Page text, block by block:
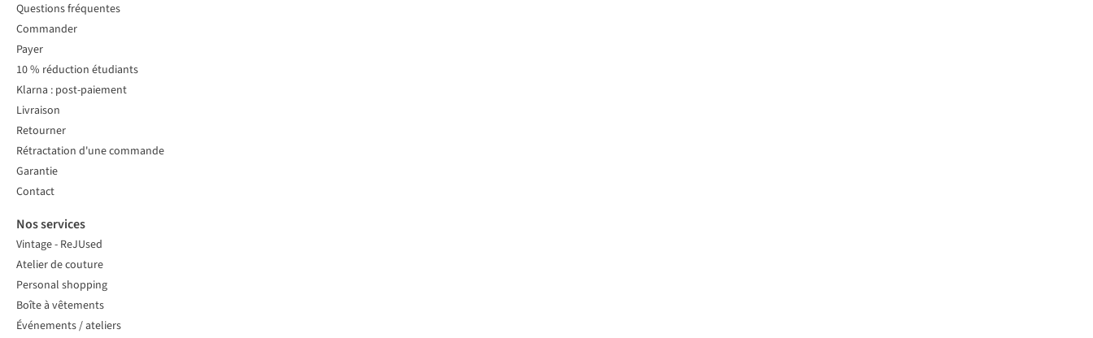
Questions fréquentes
Commander
Payer
10 % réduction étudiants
Klarna : post-paiement
Livraison
Retourner
Rétractation d'une commande
Garantie
Contact
Nos services
Vintage - ReJUsed
Atelier de couture
Personal shopping
Boîte à vêtements
Événements / ateliers